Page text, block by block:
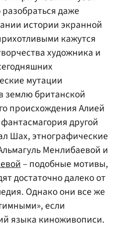
даже
истории экранной
кажутся
художника и
мутации
землю британской
происхождения Алией
другой
Шах, этнографические
Менлибаевой и
– подобные мотивы,
достаточно далеко от
Однако они все же
если
языка киноживописи.